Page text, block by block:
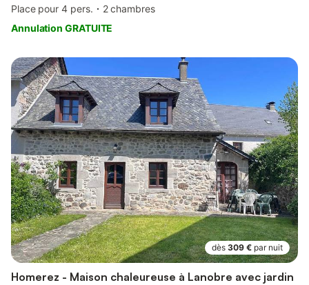
Place pour 4 pers.
2 chambres
Annulation GRATUITE
dès 309 € par nuit
Homerez - Maison chaleureuse à Lanobre avec jardin